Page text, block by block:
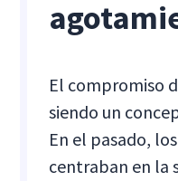
El compromiso
siendo un
En el pasado,
centraban en la